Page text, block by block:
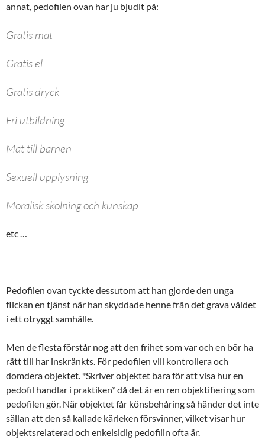
annat, pedofilen ovan har ju bjudit på:
Gratis mat
Gratis el
Gratis dryck
Fri utbildning
Mat till barnen
Sexuell upplysning
Moralisk skolning och kunskap
etc …
Pedofilen ovan tyckte dessutom att han gjorde den unga
flickan en tjänst när han skyddade henne från det grava våldet
i ett otryggt samhälle.
Men de flesta förstår nog att den frihet som var och en bör ha
rätt till har inskränkts. För pedofilen vill kontrollera och
domdera objektet. *Skriver objektet bara för att visa hur en
pedofil handlar i praktiken* då det är en ren objektifiering som
pedofilen gör. När objektet får könsbehåring så händer det inte
sällan att den så kallade kärleken försvinner, vilket visar hur
objektsrelaterad och enkelsidig pedofilin ofta är.